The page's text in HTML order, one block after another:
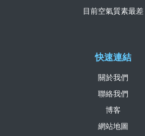
快速連結
關於我們
聯絡我們
博客
網站地圖
目前空氣質素最差